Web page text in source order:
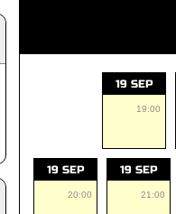
19 SEP
19:00
19 SEP
20:00
19 SEP
21:00